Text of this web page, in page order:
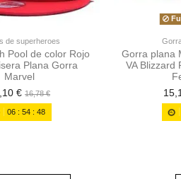
de superheroes
Pool de color Rojo
Plana Gorra
Marvel
€ 16,78 €
06 :54 :48
Gorra plana
VA Blizzard